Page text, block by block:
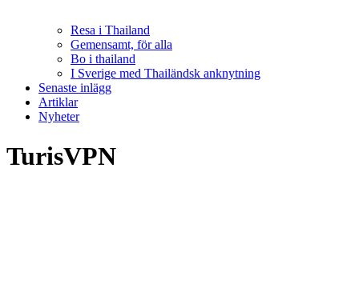
Resa i Thailand
Gemensamt, för alla
Bo i thailand
I Sverige med Thailändsk anknytning
Senaste inlägg
Artiklar
Nyheter
TurisVPN